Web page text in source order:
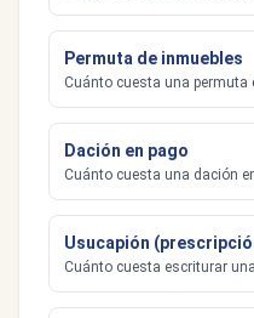
Permuta de inmuebles
Cuánto cuesta una permuta
Dación en pago
Cuánto cuesta una dación
Usucapión
Cuánto cuesta escriturar